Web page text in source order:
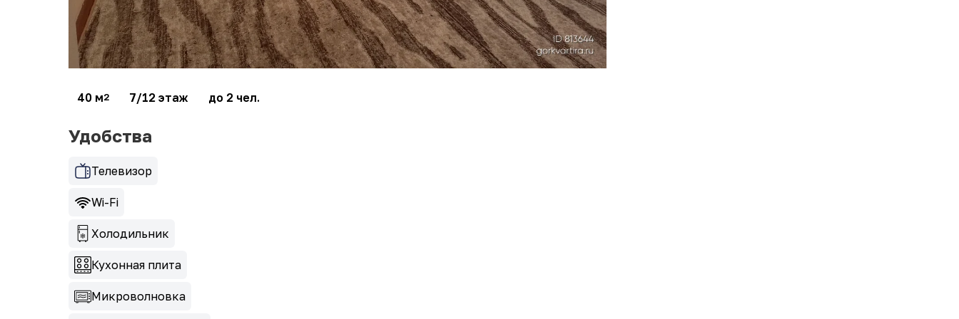
40 м2 7/12 этаж до 2 чел.
Удобства
Телевизор
Wi-Fi
Холодильник
Кухонная плита
Микроволновка